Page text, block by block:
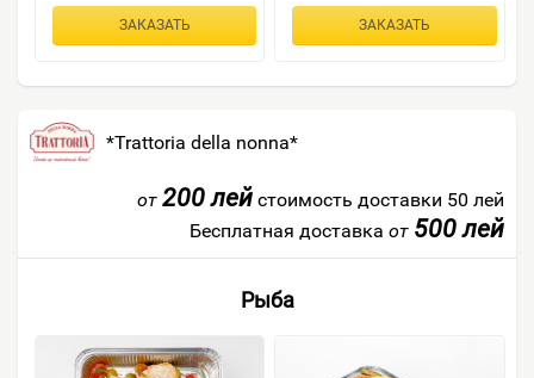
ЗАКАЗАТЬ ЗАКАЗАТЬ
*Trattoria della nonna*
от 200 лей стоимость доставки 50 лей
Бесплатная доставка от 500 лей
Рыба